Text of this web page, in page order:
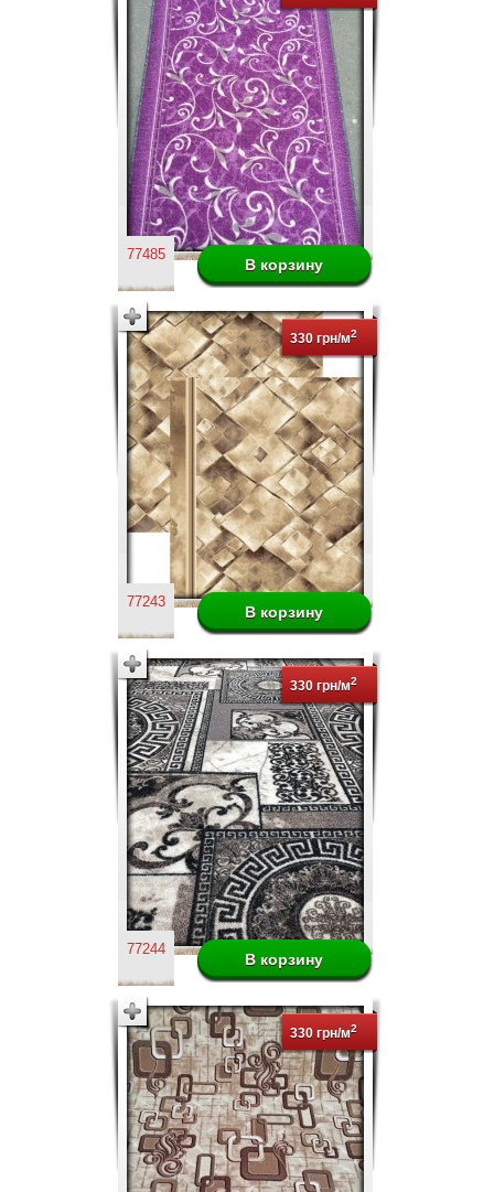
77485
330 грн/м2
77243
330 грн/м2
77244
330 грн/м2